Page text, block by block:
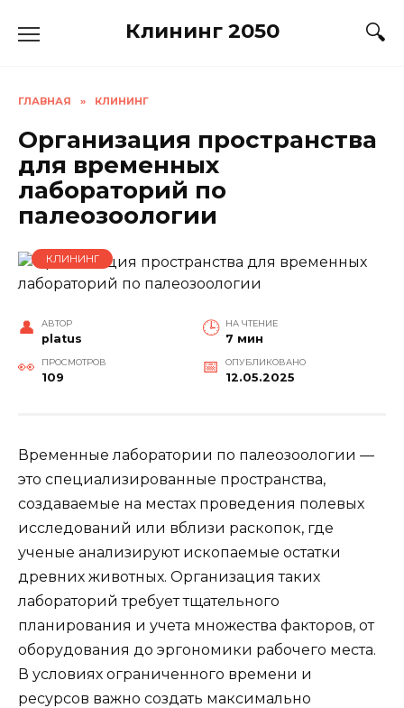
Клининг 2050
ГЛАВНАЯ » КЛИНИНГ
Организация пространства
для временных
лабораторий по
палеозоологии
КЛИНИНГ
АВТОР
platus
НА ЧТЕНИЕ
7 мин
ПРОСМОТРОВ
109
ОПУБЛИКОВАНО
12.05.2025
Временные лаборатории по палеозоологии —
это специализированные пространства,
создаваемые на местах проведения полевых
исследований или вблизи раскопок, где
ученые анализируют ископаемые остатки
древних животных. Организация таких
лабораторий требует тщательного
планирования и учета множества факторов, от
оборудования до эргономики рабочего места.
В условиях ограниченного времени и
ресурсов важно создать максимально